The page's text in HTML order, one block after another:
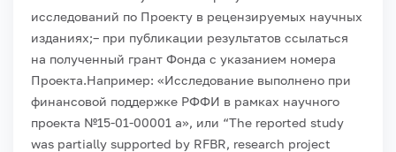
исследований по Проекту в рецензируемых научных
изданиях;– при публикации результатов ссылаться
на полученный грант Фонда с указанием номера
Проекта.Например: «Исследование выполнено при
финансовой поддержке РФФИ в рамках научного
проекта №15-01-00001 а», или “The reported study
was partially supported by RFBR, research project